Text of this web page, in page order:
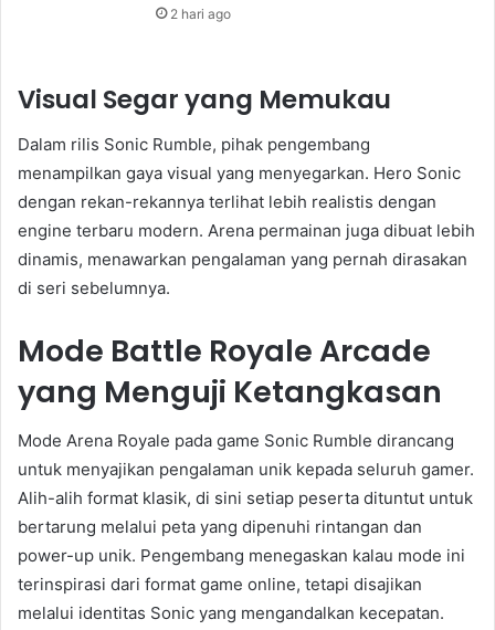
2 hari ago
Visual Segar yang Memukau
Dalam rilis Sonic Rumble, pihak pengembang
menampilkan gaya visual yang menyegarkan. Hero Sonic
dengan rekan-rekannya terlihat lebih realistis dengan
engine terbaru modern. Arena permainan juga dibuat lebih
dinamis, menawarkan pengalaman yang pernah dirasakan
di seri sebelumnya.
Mode Battle Royale Arcade
yang Menguji Ketangkasan
Mode Arena Royale pada game Sonic Rumble dirancang
untuk menyajikan pengalaman unik kepada seluruh gamer.
Alih-alih format klasik, di sini setiap peserta dituntut untuk
bertarung melalui peta yang dipenuhi rintangan dan
power-up unik. Pengembang menegaskan kalau mode ini
terinspirasi dari format game online, tetapi disajikan
melalui identitas Sonic yang mengandalkan kecepatan.